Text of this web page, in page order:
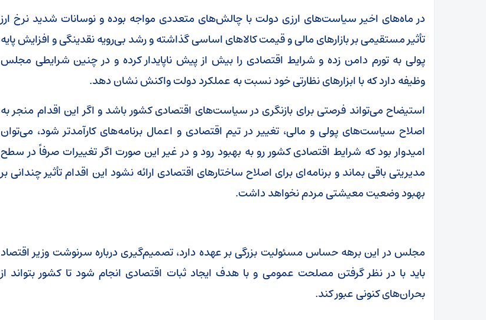
در ماه‌های اخیر سیاست‌های ارزی دولت با چالش‌های متعددی مواجه بوده و نوسانات شدید نرخ ارز
تأثیر مستقیمی بر بازارهای مالی و قیمت کالاهای اساسی گذاشته و رشد بی‌رویه نقدینگی و افزایش پایه
پولی به تورم دامن زده و شرایط اقتصادی را بیش از پیش ناپایدار کرده و در چنین شرایطی مجلس
وظیفه دارد که با ابزارهای نظارتی خود نسبت به عملکرد دولت واکنش نشان دهد.
استیضاح می‌تواند فرصتی برای بازنگری در سیاست‌های اقتصادی کشور باشد و اگر این اقدام منجر به
اصلاح سیاست‌های پولی و مالی، تغییر در تیم اقتصادی و اعمال برنامه‌های کارآمدتر شود، می‌توان
امیدوار بود که شرایط اقتصادی کشور رو به بهبود رود و در غیر این صورت اگر تغییرات صرفاً در سطح
مدیریتی باقی بماند و برنامه‌ای برای اصلاح ساختارهای اقتصادی ارائه نشود این اقدام تأثیر چندانی بر
بهبود وضعیت معیشتی مردم نخواهد داشت.
مجلس در این برهه حساس مسئولیت بزرگی بر عهده دارد، تصمیم‌گیری درباره سرنوشت وزیر اقتصاد
باید با در نظر گرفتن مصلحت عمومی و با هدف ایجاد ثبات اقتصادی انجام شود تا کشور بتواند از
بحران‌های کنونی عبور کند.